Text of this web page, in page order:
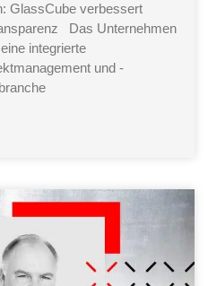
GlassCube verbessert
Das Unternehmen
integrierte
und -